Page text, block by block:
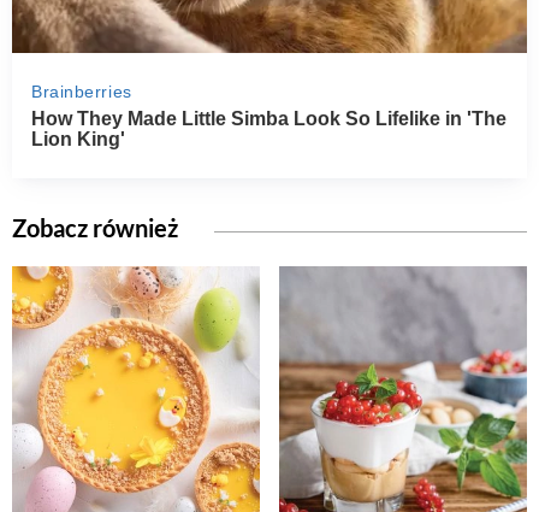
Zobacz również